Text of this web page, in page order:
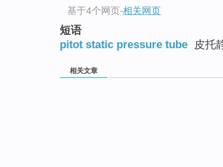
基于4个网页-相关网页
短语
pitot static pressure tube
皮托
相关文章